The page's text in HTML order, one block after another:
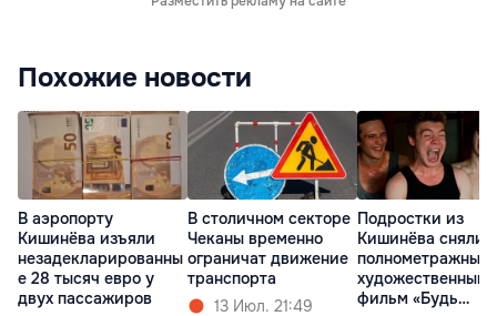
Похожие новости
В аэропорту
Кишинёва изъяли
незадекларированны
е 28 тысяч евро у
двух пассажиров
В столичном секторе
Чеканы временно
ограничат движение
транспорта
13 Июл. 21:49
Подростки из
Кишинёва сняли
полнометражный
художественный
фильм «Будь